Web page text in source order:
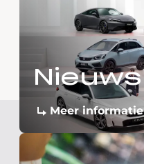
Nieuws
Meer informatie